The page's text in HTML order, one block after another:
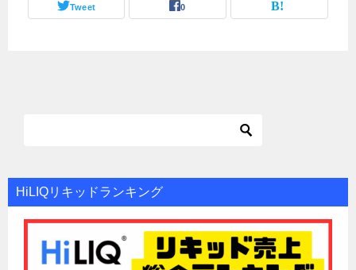
Tweet 0
HiLIQリキッドランキング